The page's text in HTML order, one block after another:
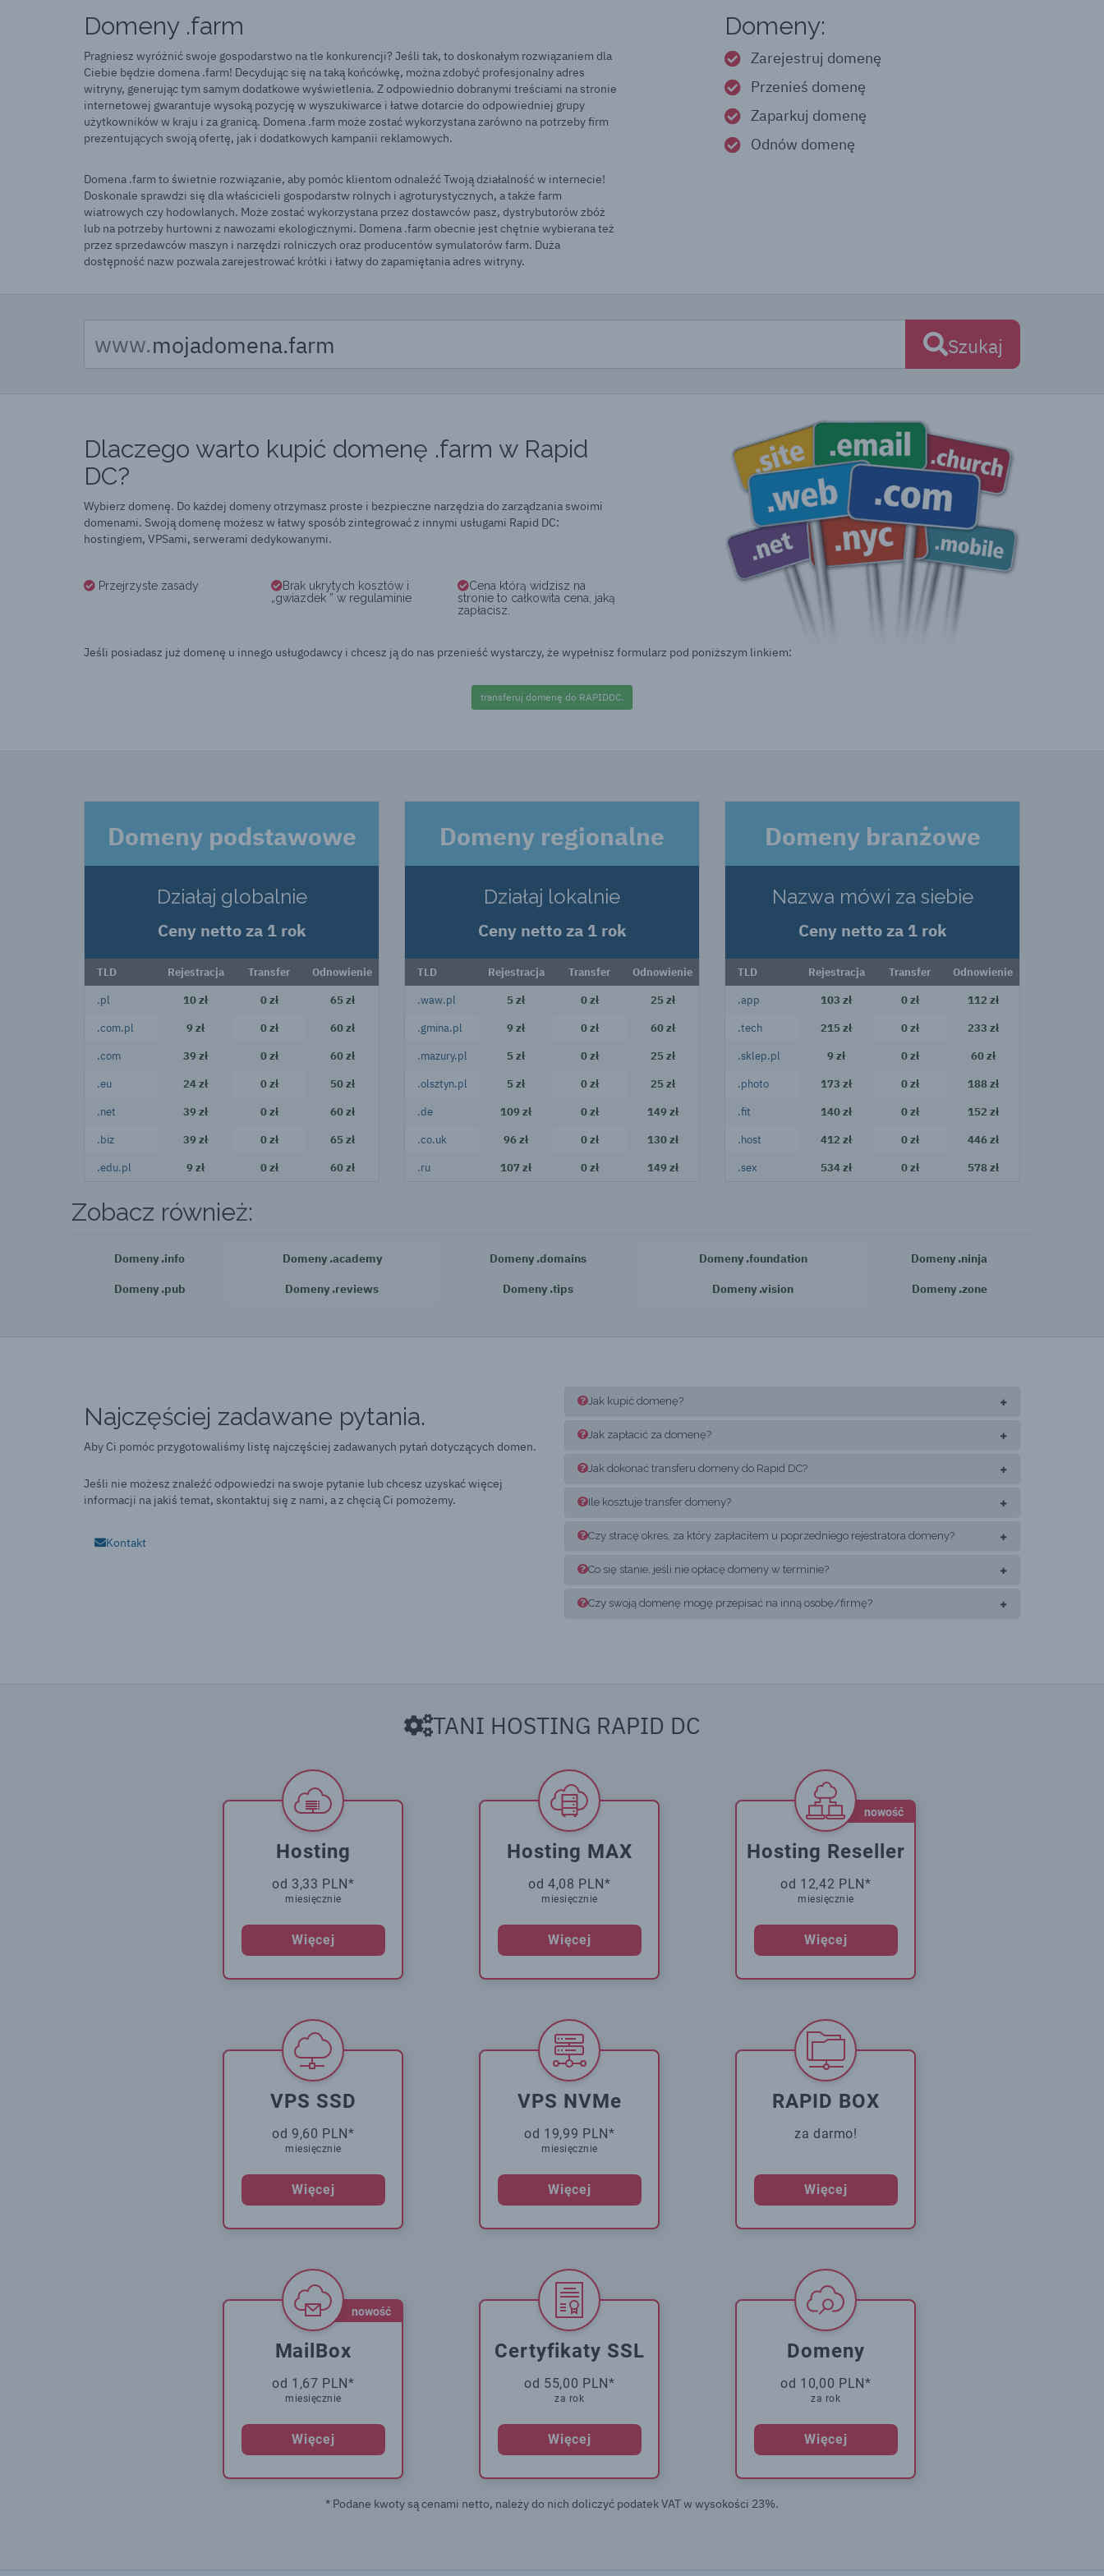
Domeny .farm
Pragniesz wyróżnić swoje gospodarstwo na tle konkurencji? Jeśli tak, to doskonałym rozwiązaniem dla
Ciebie będzie domena .farm! Decydując się na taką końcówkę, można zdobyć profesjonalny adres
witryny, generując tym samym dodatkowe wyświetlenia. Z odpowiednio dobranymi treściami na stronie
internetowej gwarantuje wysoką pozycję w wyszukiwarce i łatwe dotarcie do odpowiedniej grupy
użytkowników w kraju i za granicą. Domena .farm może zostać wykorzystana zarówno na potrzeby firm
prezentujących swoją ofertę, jak i dodatkowych kampanii reklamowych.
Domena .farm to świetnie rozwiązanie, aby pomóc klientom odnaleźć Twoją działalność w internecie!
Doskonale sprawdzi się dla właścicieli gospodarstw rolnych i agroturystycznych, a także farm
wiatrowych czy hodowlanych. Może zostać wykorzystana przez dostawców pasz, dystrybutorów zbóż
lub na potrzeby hurtowni z nawozami ekologicznymi. Domena .farm obecnie jest chętnie wybierana też
przez sprzedawców maszyn i narzędzi rolniczych oraz producentów symulatorów farm. Duża
dostępność nazw pozwala zarejestrować krótki i łatwy do zapamiętania adres witryny.
Domeny:
Zarejestruj domenę
Przenieś domenę
Zaparkuj domenę
Odnów domenę
www. Szukaj
Dlaczego warto kupić domenę .farm w Rapid
DC?
Wybierz domenę. Do każdej domeny otrzymasz proste i bezpieczne narzędzia do zarządzania swoimi
domenami. Swoją domenę możesz w łatwy sposób zintegrować z innymi usługami Rapid DC:
hostingiem, VPSami, serwerami dedykowanymi.
Przejrzyste zasady
Brak ukrytych kosztów i
„gwiazdek ” w regulaminie
Cena którą widzisz na
stronie to całkowita cena, jaką
zapłacisz.
Jeśli posiadasz już domenę u innego usługodawcy i chcesz ją do nas przenieść wystarczy, że wypełnisz formularz pod poniższym linkiem:
transferuj domenę do RAPIDDC.
Domeny podstawowe
Działaj globalnie
Ceny netto za 1 rok
TLD Rejestracja Transfer Odnowienie
.pl 10 zł 0 zł 65 zł
.com.pl 9 zł 0 zł 60 zł
.com 39 zł 0 zł 60 zł
.eu 24 zł 0 zł 50 zł
.net 39 zł 0 zł 60 zł
.biz 39 zł 0 zł 65 zł
.edu.pl 9 zł 0 zł 60 zł
Domeny regionalne
Działaj lokalnie
Ceny netto za 1 rok
TLD Rejestracja Transfer Odnowienie
.waw.pl 5 zł 0 zł 25 zł
.gmina.pl 9 zł 0 zł 60 zł
.mazury.pl 5 zł 0 zł 25 zł
.olsztyn.pl 5 zł 0 zł 25 zł
.de 109 zł 0 zł 149 zł
.co.uk 96 zł 0 zł 130 zł
.ru 107 zł 0 zł 149 zł
Domeny branżowe
Nazwa mówi za siebie
Ceny netto za 1 rok
TLD Rejestracja Transfer Odnowienie
.app 103 zł 0 zł 112 zł
.tech 215 zł 0 zł 233 zł
.sklep.pl 9 zł 0 zł 60 zł
.photo 173 zł 0 zł 188 zł
.fit 140 zł 0 zł 152 zł
.host 412 zł 0 zł 446 zł
.sex 534 zł 0 zł 578 zł
Zobacz również:
Domeny .info Domeny .academy Domeny .domains Domeny .foundation Domeny .ninja
Domeny .pub Domeny .reviews Domeny .tips Domeny .vision Domeny .zone
Najczęściej zadawane pytania.
Aby Ci pomóc przygotowaliśmy listę najczęściej zadawanych pytań dotyczących domen.
Jeśli nie możesz znaleźć odpowiedzi na swoje pytanie lub chcesz uzyskać więcej
informacji na jakiś temat, skontaktuj się z nami, a z chęcią Ci pomożemy.
Kontakt
Jak kupić domenę?
Jak zapłacić za domenę?
Jak dokonać transferu domeny do Rapid DC?
Ile kosztuje transfer domeny?
Czy stracę okres, za który zapłaciłem u poprzedniego rejestratora domeny?
Co się stanie, jeśli nie opłacę domeny w terminie?
Czy swoją domenę mogę przepisać na inną osobę/firmę?
TANI HOSTING RAPID DC
Hosting
od 3,33 PLN*
miesięcznie
Więcej
Hosting MAX
od 4,08 PLN*
miesięcznie
Więcej
nowość
Hosting Reseller
od 12,42 PLN*
miesięcznie
Więcej
VPS SSD
od 9,60 PLN*
miesięcznie
Więcej
VPS NVMe
od 19,99 PLN*
miesięcznie
Więcej
RAPID BOX
za darmo!
Więcej
nowość
MailBox
od 1,67 PLN*
miesięcznie
Więcej
Certyfikaty SSL
od 55,00 PLN*
za rok
Więcej
Domeny
od 10,00 PLN*
za rok
Więcej
* Podane kwoty są cenami netto, należy do nich doliczyć podatek VAT w wysokości 23%.